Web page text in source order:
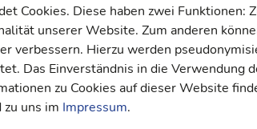
erster Hand, wie Autoglas- und
und Möglichkeiten für euer
werdet die Chance haben, euch
auszutauschen, Fragen zu stellen
zu erhalten.
dient die „ansprech bar“ auch dem
Cookies. Diese haben zwei Funktionen:
unserer Website. Zum anderen
verbessern. Hierzu werden
Das Einverständnis in die Verwendung
zu Cookies auf dieser Website
zu uns im Impressum.